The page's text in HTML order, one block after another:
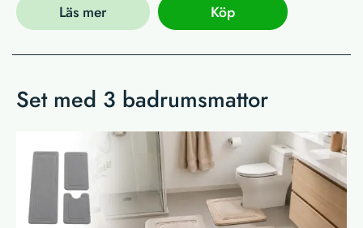
Läs mer Köp
Set med 3 badrumsmattor